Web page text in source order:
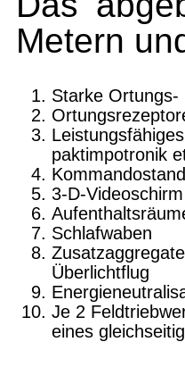
Metern
Starke Ortungs-
paktimpotronik
3-D-Videoschirm
Schlafwaben
Überlichtflug
Je 2
eines